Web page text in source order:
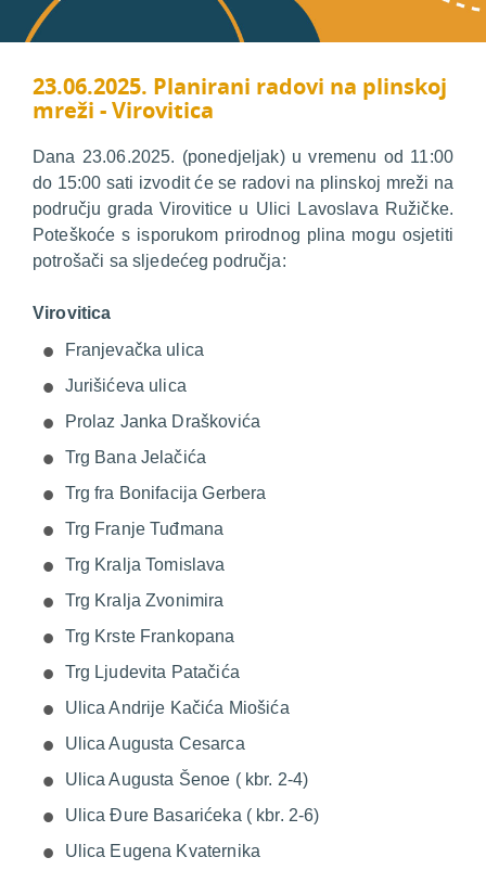
23.06.2025. Planirani radovi na plinskoj
mreži - Virovitica
Dana 23.06.2025. (ponedjeljak) u vremenu od 11:00
do 15:00 sati izvodit će se radovi na plinskoj mreži na
području grada Virovitice u Ulici Lavoslava Ružičke.
Poteškoće s isporukom prirodnog plina mogu osjetiti
potrošači sa sljedećeg područja:
Virovitica
Franjevačka ulica
Jurišićeva ulica
Prolaz Janka Draškovića
Trg Bana Jelačića
Trg fra Bonifacija Gerbera
Trg Franje Tuđmana
Trg Kralja Tomislava
Trg Kralja Zvonimira
Trg Krste Frankopana
Trg Ljudevita Patačića
Ulica Andrije Kačića Miošića
Ulica Augusta Cesarca
Ulica Augusta Šenoe ( kbr. 2-4)
Ulica Đure Basarićeka ( kbr. 2-6)
Ulica Eugena Kvaternika